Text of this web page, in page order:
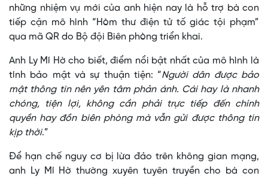
những nhiệm vụ mới của anh hiện nay là hỗ trợ bà con
tiếp cận mô hình “Hòm thư điện tử tố giác tội phạm”
qua mã QR do Bộ đội Biên phòng triển khai.
Anh Ly Mí Hờ cho biết, điểm nổi bật nhất của mô hình là
tính bảo mật và sự thuận tiện: “Người dân được bảo
mật thông tin nên yên tâm phản ánh. Cái hay là nhanh
chóng, tiện lợi, không cần phải trực tiếp đến chính
quyền hay đồn biên phòng mà vẫn gửi được thông tin
kịp thời.”
Để hạn chế nguy cơ bị lừa đảo trên không gian mạng,
anh Ly Mí Hờ thường xuyên tuyên truyền cho bà con